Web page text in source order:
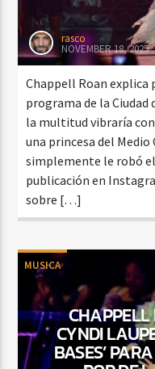
rasco
NOVEMBER 18, 2025
Chappell Roan explica
programa de la Ciudad
la multitud vibraría
una princesa del Medio
simplemente le robó
publicación en
sobre […]
MUSICA
CHAPPELL
CYNDI
BASES’